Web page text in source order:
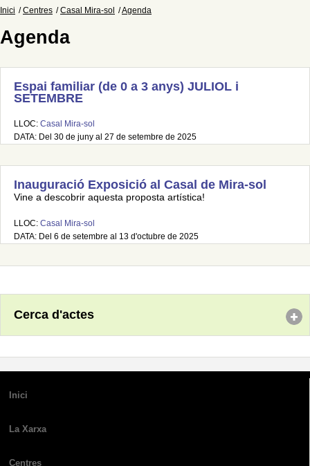
Inici Centres Casal Mira-sol Agenda
Agenda
Espai familiar (de 0 a 3 anys) JULIOL i
SETEMBRE
LLOC: Casal Mira-sol
DATA: Del 30 de juny al 27 de setembre de 2025
Inauguració Exposició al Casal de Mira-sol
Vine a descobrir aquesta proposta artística!
LLOC: Casal Mira-sol
DATA: Del 6 de setembre al 13 d'octubre de 2025
Cerca d'actes
Inici
La Xarxa
Centres